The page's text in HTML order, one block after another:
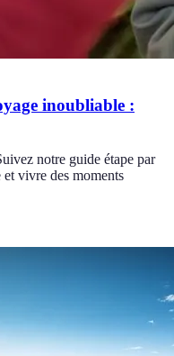
inoubliable :
notre guide étape par
vivre des moments